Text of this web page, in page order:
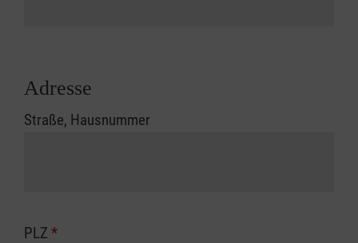
Adresse
Straße, Hausnummer
PLZ *